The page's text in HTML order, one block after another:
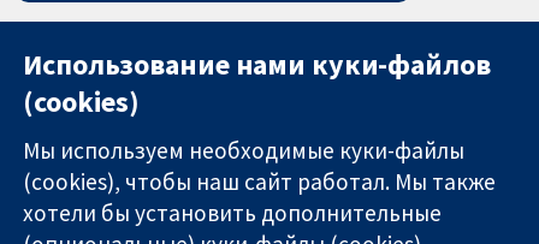
Использование нами куки-файлов
(cookies)
Мы используем необходимые куки-файлы
(cookies), чтобы наш сайт работал. Мы также
хотели бы установить дополнительные